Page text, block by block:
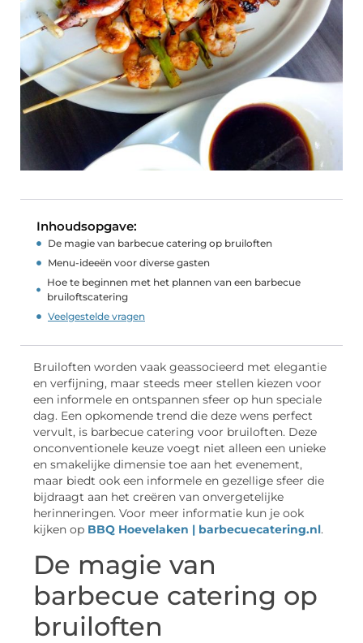
Inhoudsopgave:
De magie van barbecue catering op bruiloften
Menu-ideeën voor diverse gasten
Hoe te beginnen met het plannen van een barbecue
bruiloftscatering
Veelgestelde vragen
Bruiloften worden vaak geassocieerd met elegantie
en verfijning, maar steeds meer stellen kiezen voor
een informele en ontspannen sfeer op hun speciale
dag. Een opkomende trend die deze wens perfect
vervult, is barbecue catering voor bruiloften. Deze
onconventionele keuze voegt niet alleen een unieke
en smakelijke dimensie toe aan het evenement,
maar biedt ook een informele en gezellige sfeer die
bijdraagt aan het creëren van onvergetelijke
herinneringen. Voor meer informatie kun je ook
kijken op BBQ Hoevelaken | barbecuecatering.nl.
De magie van
barbecue catering op
bruiloften